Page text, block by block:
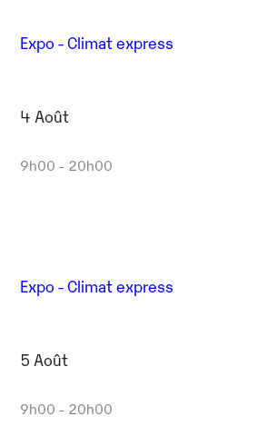
Expo - Climat express
4 Août
9h00 - 20h00
Expo - Climat express
5 Août
9h00 - 20h00